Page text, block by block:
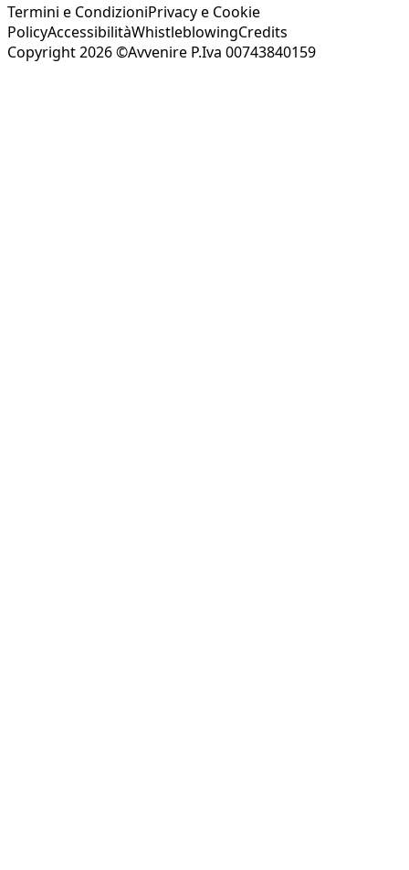
Termini e CondizioniPrivacy e Cookie
PolicyAccessibilitàWhistleblowingCredits
Copyright 2026 ©Avvenire P.Iva 00743840159